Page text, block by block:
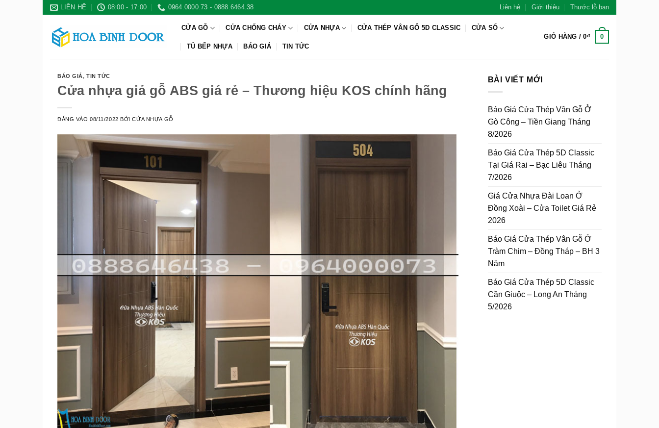
Bỏ
dung
LIÊN HỆ 08:00 - 17:00 0964.0000.73 - 0888.6464.38 Liên hệ Giới thiệu Thước lỗ ban
CỬA GỖ CỬA CHỐNG CHÁY CỬA NHỰA CỬA THÉP VÂN GỖ 5D CLASSIC CỬA SỔ
TỦ BẾP NHỰA BÁO GIÁ TIN TỨC
GIỎ HÀNG /0₫ 0
BÁO GIÁ,TIN TỨC
Cửa nhựa giả gỗ ABS giá rẻ – Thương hiệu KOS chính hãng
ĐĂNG VÀO08/11/2022 BỞICỬA NHỰA GỖ
BÀI VIẾT MỚI
Báo Giá Cửa Thép Vân Gỗ Ở
Gò Công – Tiền Giang Tháng
8/2026
Báo Giá Cửa Thép 5D Classic
Tại Giá Rai – Bạc Liêu Tháng
7/2026
Giá Cửa Nhựa Đài Loan Ở
Đồng Xoài – Cửa Toilet Giá Rẻ
2026
Báo Giá Cửa Thép Vân Gỗ Ở
Tràm Chim – Đồng Tháp – BH 3
Năm
Báo Giá Cửa Thép 5D Classic
Cần Giuộc – Long An Tháng
5/2026